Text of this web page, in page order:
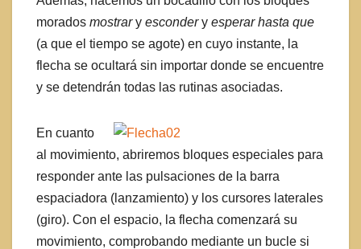
morados mostrary escondery esperar hasta que
(a que el tiempo se agote) en cuyo instante, la
flecha se ocultará sin importar donde se encuentre
y se detendrán todas las rutinas asociadas.
En cuanto
al movimiento, abriremos bloques especiales para
responder ante las pulsaciones de la barra
espaciadora (lanzamiento) y los cursores laterales
(giro). Con el espacio, la flecha comenzará su
movimiento, comprobando mediante un bucle si